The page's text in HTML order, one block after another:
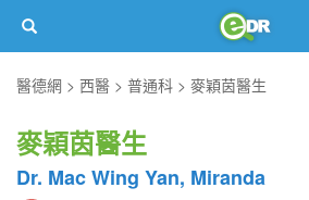
醫德網
西醫 普通科 麥穎茵醫生
麥穎茵醫生
Dr. Mac Wing Yan, Miranda